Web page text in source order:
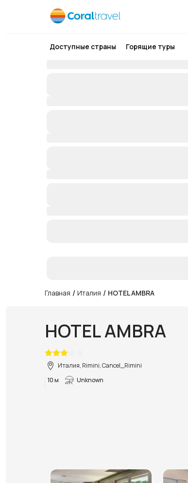
Доступные страны Горящие туры
Главная / Италия / HOTEL AMBRA
HOTEL AMBRA
Италия, Rimini, Cancel_Rimini
10 м
Unknown